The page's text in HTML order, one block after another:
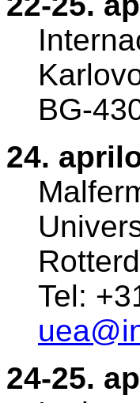
BG-
24.
Tel:
24-25.